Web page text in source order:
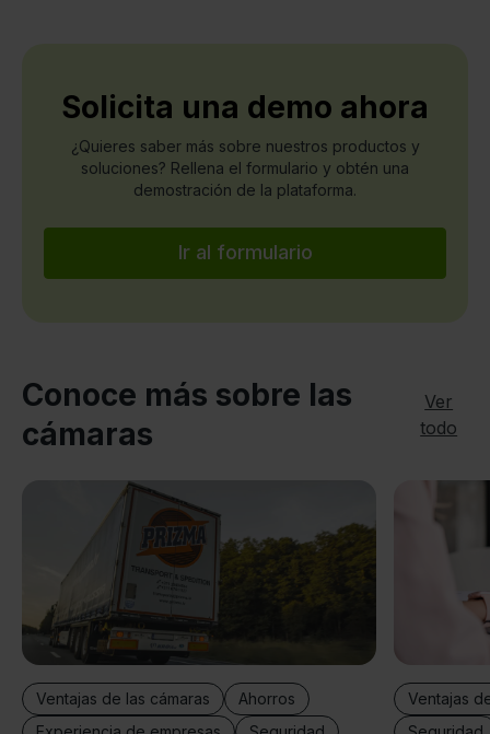
Solicita una demo ahora
¿Quieres saber más sobre nuestros productos y
soluciones? Rellena el formulario y obtén una
demostración de la plataforma.
Ir al formulario
Conoce más sobre las
cámaras
Ver
todo
Ventajas de las cámaras
Ahorros
Ventajas